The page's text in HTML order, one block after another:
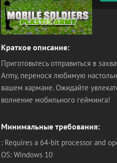
Краткое описание:
Приготовьтесь отправиться в
Army, перенося любимую
вашем кармане. Ожидайте
волнение мобильного гейминга!
Минимальные требования:
: Requires a 64-bit processor and
OS: Windows 10